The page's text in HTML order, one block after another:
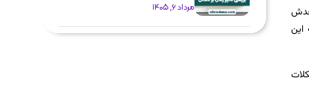
این
مرداد 6, 1405